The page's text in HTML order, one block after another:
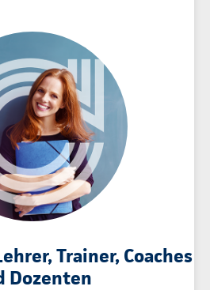
Trainer, Coaches
Dozenten